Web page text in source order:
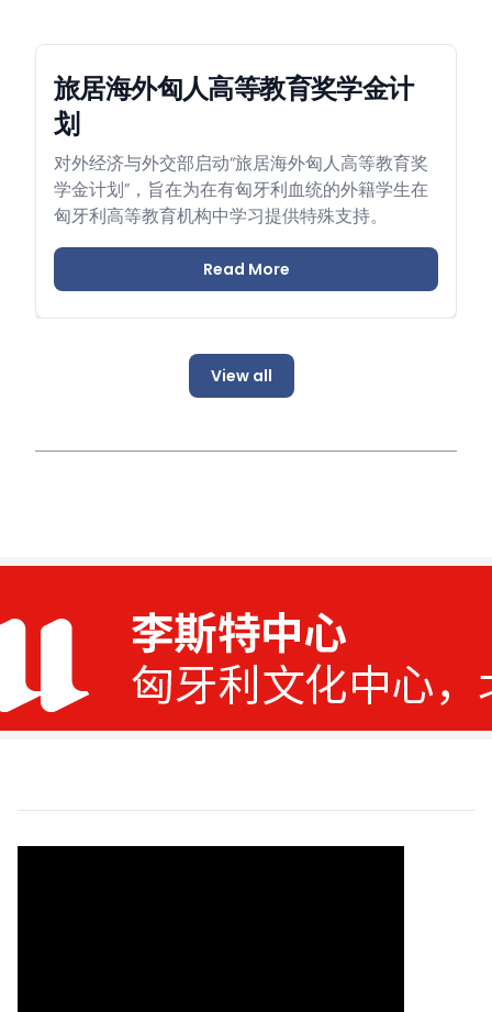
旅居海外匈人高等教育奖学金计
划
对外经济与外交部启动“旅居海外匈人高等教育奖
学金计划”，旨在为在有匈牙利血统的外籍学生在
匈牙利高等教育机构中学习提供特殊支持。
Read More
View all